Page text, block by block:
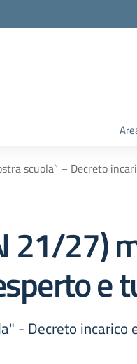
scuola” – Decreto
27)
e
- Decreto incarico